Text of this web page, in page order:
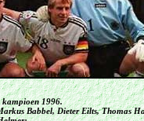
kampioen 1996.
Babbel, Dieter Eilts, Thomas